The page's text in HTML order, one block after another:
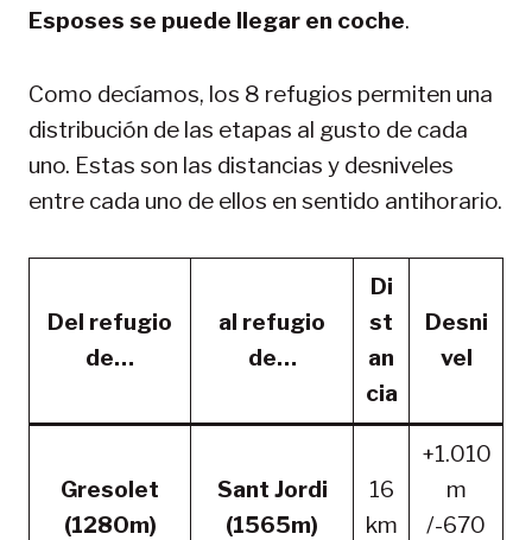
Esposes se puede llegar en coche.
Como decíamos, los 8 refugios permiten una
distribución de las etapas al gusto de cada
uno. Estas son las distancias y desniveles
entre cada uno de ellos en sentido antihorario.
Del refugio
de…
al refugio
de…
Di
st
an
cia
Desni
vel
Gresolet
(1280m)
Sant Jordi
(1565m)
16
km
+1.010
m
/-670